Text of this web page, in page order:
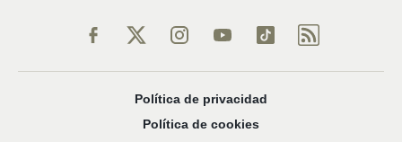
Política de privacidad
Política de cookies